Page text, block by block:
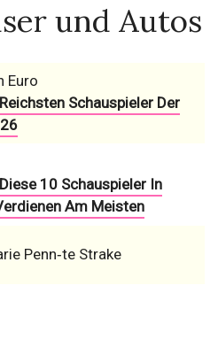
und Autos
Euro
Schauspieler Der
10 Schauspieler In
Am Meisten
Penn‑te Strake